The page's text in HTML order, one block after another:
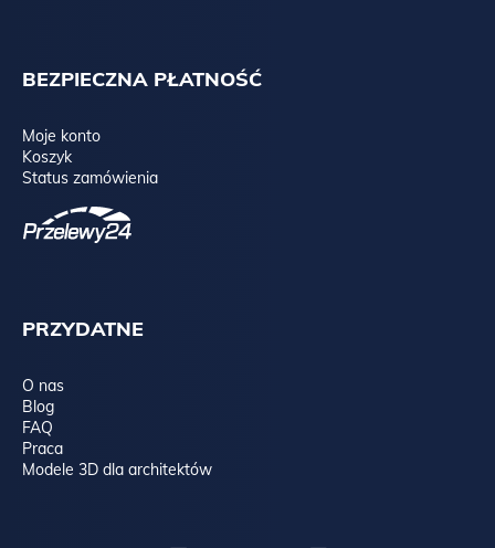
BEZPIECZNA PŁATNOŚĆ
Moje konto
Koszyk
Status zamówienia
PRZYDATNE
O nas
Blog
FAQ
Praca
Modele 3D dla architektów